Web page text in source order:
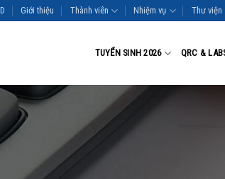
Giới thiệu Thành viên Nhiệm vụ Thư viện
TUYỂN SINH 2026 QRC &